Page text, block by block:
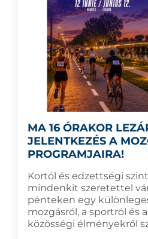
MA 16 ÓRAKOR
JELENTKEZÉS A
PROGRAMJAIRA!
Kortól és edzettségi
mindenkit szeretettel
pénteken egy
mozgásról, a sportról és
közösségi élményekről